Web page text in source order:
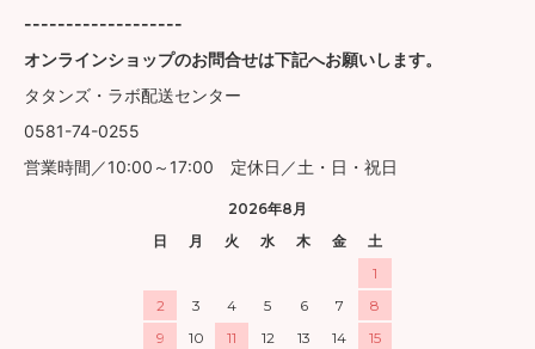
-------------------
オンラインショップのお問合せは下記へお願いします。
タタンズ・ラボ配送センター
0581-74-0255
営業時間／10:00～17:00 定休日／土・日・祝日
2026年8月
日
月 火 水 木 金
土
1
2
3 4 5 6 7
8
9
10 11 12 13 14
15